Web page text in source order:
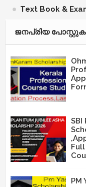
Text Book &
ജനപ്രിയ
SBI
Full
PM